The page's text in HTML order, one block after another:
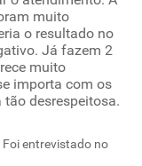
muito
o resultado no
Já fazem 2
muito
importa com os
desrespeitosa.
entrevistado no